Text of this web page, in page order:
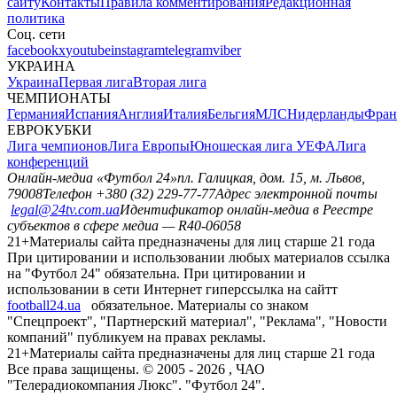
политика
Соц. сети
facebookxyoutubeinstagramtelegramviber
УКРАИНА
УкраинаПервая лигаВторая лига
ЧЕМПИОНАТЫ
ГерманияИспанияАнглияИталияБельгияМЛСНидерланды
ЕВРОКУБКИ
Лига чемпионовЛига ЕвропыЮношеская лига УЕФАЛига
конференций
Онлайн-медиа «Футбол 24»пл. Галицкая, дом. 15, м. Львов,
79008Телефон +380 (32) 229-77-77Адрес электронной почты
legal@24tv.com.uaИдентификатор онлайн-медиа в Реестре
субъектов в сфере медиа — R40-06058
21+Материалы сайта предназначены для лиц старше 21 года
При цитировании и использовании любых материалов ссылка
на "Футбол 24" обязательна. При цитировании и
использовании в сети Интернет гиперссылка на сайтт
football24.ua
обязательное. Материалы со знаком
"Спецпроект", "Партнерский материал", "Реклама", "Новости
компаний" публикуем на правах рекламы.
21+Материалы сайта предназначены для лиц старше 21 года
Все права защищены. © 2005 - 2026 , ЧАО
"Телерадиокомпания Люкс". "Футбол 24".